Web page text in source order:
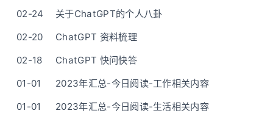
02-24
关于ChatGPT的个人八卦
02-20
ChatGPT 资料梳理
02-18
ChatGPT 快问快答
01-01
2023年汇总-今日阅读-工作相关内容
01-01
2023年汇总-今日阅读-生活相关内容